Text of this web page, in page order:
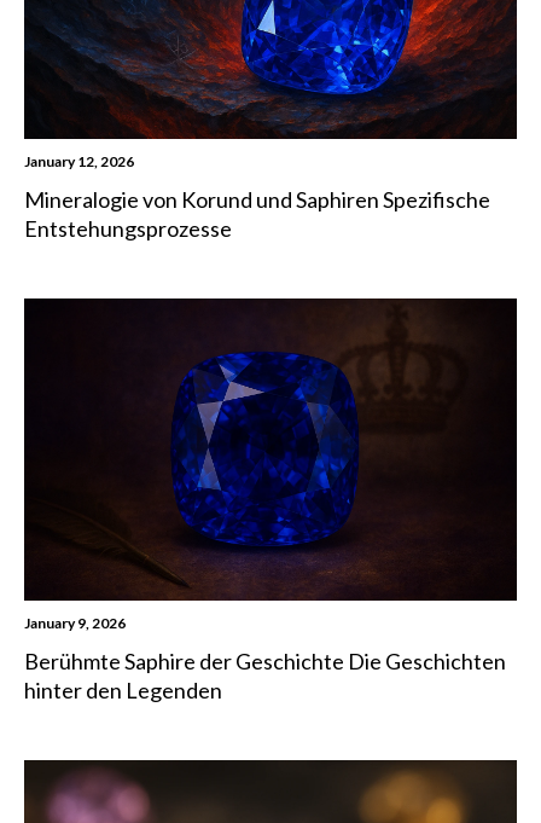
January 12, 2026
Mineralogie von Korund und Saphiren Spezifische
Entstehungsprozesse
January 9, 2026
Berühmte Saphire der Geschichte Die Geschichten
hinter den Legenden